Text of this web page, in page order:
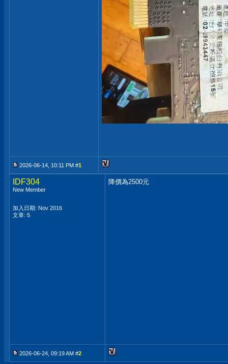
2026-06-14, 10:11 PM #1
IDF304
New Member
加入日期: Nov 2016
文章: 5
降價為2500元
2026-06-24, 09:19 AM #2